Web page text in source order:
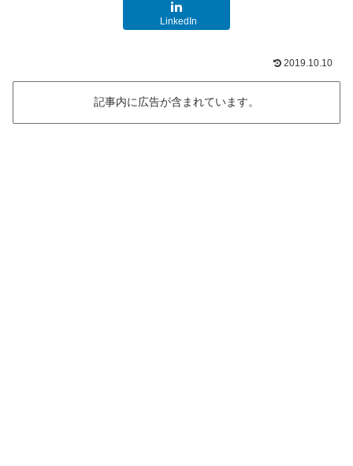
LinkedIn
2019.10.10
記事内に広告が含まれています。